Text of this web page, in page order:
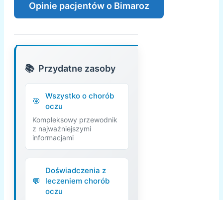
Opinie pacjentów o Bimaroz
Przydatne zasoby
Wszystko o chorób
oczu
Kompleksowy przewodnik
z najważniejszymi
informacjami
Doświadczenia z
leczeniem chorób
oczu